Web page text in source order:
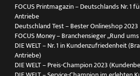
FOCUS Printmagazin – Deutschlands Nr. 1
Antriebe
Deutschland Test – Bester Onlineshop 2023
FOCUS Money – Branchensieger „Rund
DIE WELT – Nr. 1 in Kundenzufriedenheit
Antriebe)
DIE WELT – Preis-Champion 2023